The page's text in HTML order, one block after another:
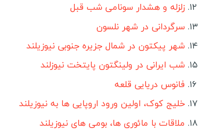
مکزیک
کوبا
برزیل
پرو
ونزوئلا
بولیوی
زلزله و هشدار سونامی شب قبل
سرگردانی در شهر نلسون
شهر پیکتون در شمال جزیره جنوبی نیوزیلند
شب ایرانی در ولینگتون پایتخت نیوزلند
فانوس دریایی قلعه
خلیج کوک، اولین ورود اروپایی ها به نیوزیلند
ملاقات با مائوری ها، بومی های نیوزیلند